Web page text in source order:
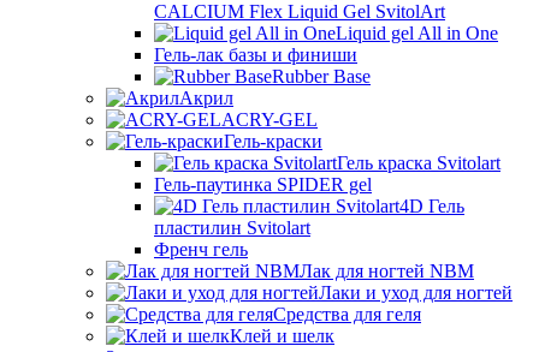
CALCIUM Flex Liquid Gel SvitolArt
Liquid gel All in One
Гель-лак базы и финиши
Rubber Base
Акрил
ACRY-GEL
Гель-краски
Гель краска Svitolart
Гель-паутинка SPIDER gel
4D Гель
пластилин Svitolart
Френч гель
Лак для ногтей NBM
Лаки и уход для ногтей
Средства для геля
Клей и шелк